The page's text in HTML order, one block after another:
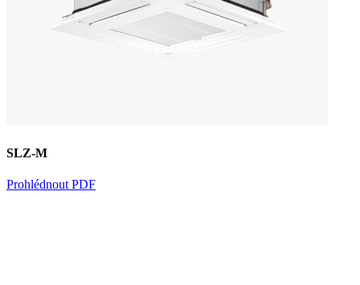
SLZ-M
Prohlédnout PDF